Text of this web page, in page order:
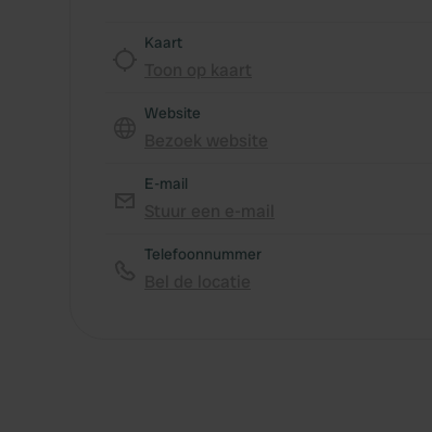
Kaart
Website
E-mail
Telefoonnummer